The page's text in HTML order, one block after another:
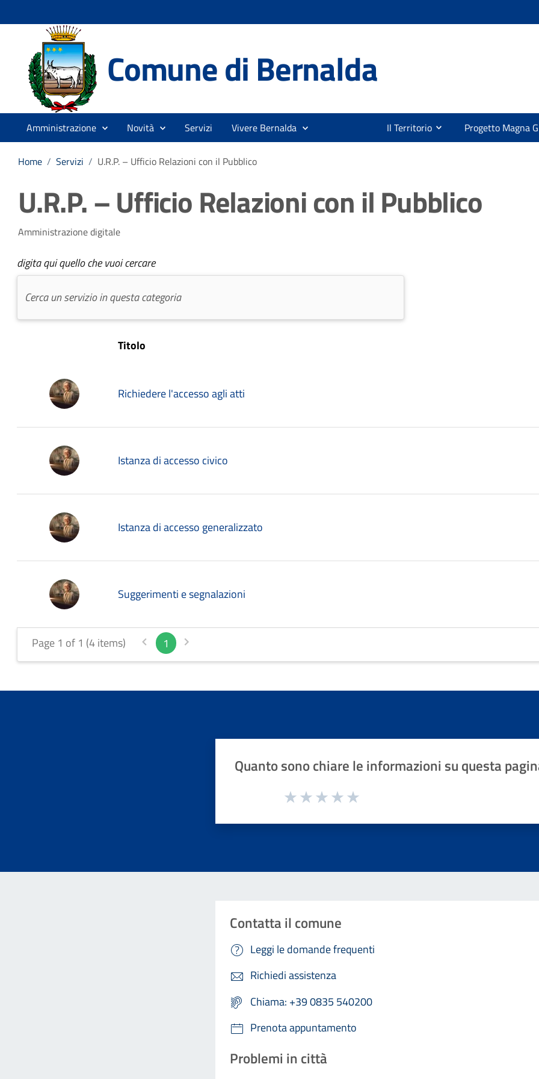
Comune di Bernalda
Amministrazione Novità Servizi Vivere Bernalda Il Territorio Progetto Magna
Home / Servizi / U.R.P. – Ufficio Relazioni con il Pubblico
U.R.P. – Ufficio Relazioni con il Pubblico
Amministrazione digitale
digita qui quello che vuoi cercare
Titolo
Richiedere l'accesso agli atti
Istanza di accesso civico
Istanza di accesso generalizzato
Suggerimenti e segnalazioni
Page 1 of 1 (4 items) 1
Quanto sono chiare le informazioni su questa
Valuta da 1 a 5 stelle la pagina
Contatta il comune
Leggi le domande frequenti
Richiedi assistenza
Chiama: +39 0835 540200
Prenota appuntamento
Problemi in città